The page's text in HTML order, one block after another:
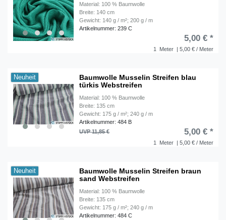
Material: 100 % Baumwolle
Breite: 140 cm
Gewicht: 140 g / m²; 200 g / m
Artikelnummer: 239 C
1 Meter | 5,00 € / Meter
5,00 € *
Neuheit
Baumwolle Musselin Streifen blau
türkis Webstreifen
Material: 100 % Baumwolle
Breite: 135 cm
Gewicht: 175 g / m²; 240 g / m
Artikelnummer: 484 B
1 Meter | 5,00 € / Meter
UVP 11,85 € 5,00 € *
Neuheit
Baumwolle Musselin Streifen braun
sand Webstreifen
Material: 100 % Baumwolle
Breite: 135 cm
Gewicht: 175 g / m²; 240 g / m
Artikelnummer: 484 C